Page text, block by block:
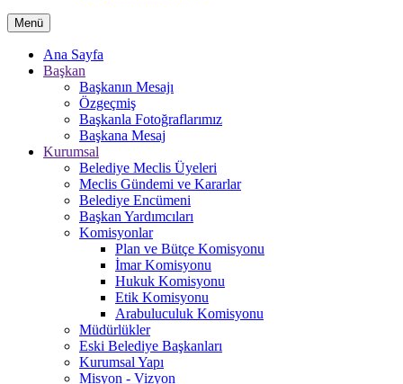
Menü
Ana Sayfa
Başkan
Başkanın Mesajı
Özgeçmiş
Başkanla Fotoğraflarımız
Başkana Mesaj
Kurumsal
Belediye Meclis Üyeleri
Meclis Gündemi ve Kararlar
Belediye Encümeni
Başkan Yardımcıları
Komisyonlar
Plan ve Bütçe Komisyonu
İmar Komisyonu
Hukuk Komisyonu
Etik Komisyonu
Arabuluculuk Komisyonu
Müdürlükler
Eski Belediye Başkanları
Kurumsal Yapı
Misyon - Vizyon